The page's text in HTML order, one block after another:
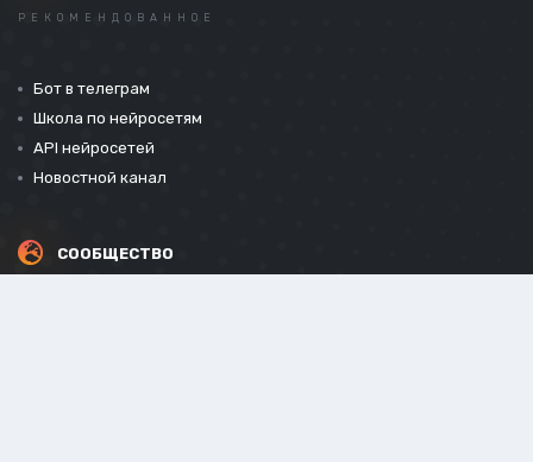
РЕКОМЕНДОВАННОЕ
Бот в телеграм
Школа по нейросетям
API нейросетей
Новостной канал
СООБЩЕСТВО